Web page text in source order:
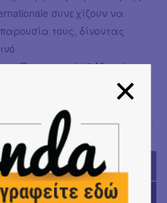
συνεχίζουν να
τους, δίνοντας
Παρασκευή 19 Μαρτίου
2027 αντίστοιχα.
Μαντώ Χαντζή